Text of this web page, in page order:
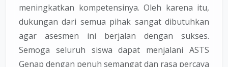
meningkatkan kompetensinya. Oleh karena itu,
dukungan dari semua pihak sangat dibutuhkan
agar asesmen ini berjalan dengan sukses.
Semoga seluruh siswa dapat menjalani ASTS
Genap dengan penuh semangat dan rasa percaya